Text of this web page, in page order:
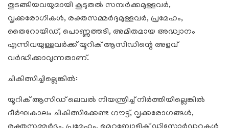
തുടങ്ങിയവയുമായി കൂടുതൽ സമ്പർക്കമുള്ളവർ,
വൃക്കരോഗികൾ, രക്തസമ്മർദ്ദമുള്ളവർ, പ്രമേഹം,
തൈറോയിഡ്, പൊണ്ണത്തടി, അമിതമായ അദ്ധ്വാനം
എന്നിവയുള്ളവർക്ക് യൂറിക് ആസിഡിന്റെ അളവ്
വർദ്ധിക്കാവുന്നതാണ്.
ചികിത്സിച്ചില്ലെങ്കിൽ:
യൂറിക് ആസിഡ് ലെവൽ നിയന്ത്രിച്ച് നിർത്തിയില്ലെങ്കിൽ
ദീർഘകാലം ചികിത്സിക്കേണ്ട ഗൗട്ട്, വൃക്കരോഗങ്ങൾ,